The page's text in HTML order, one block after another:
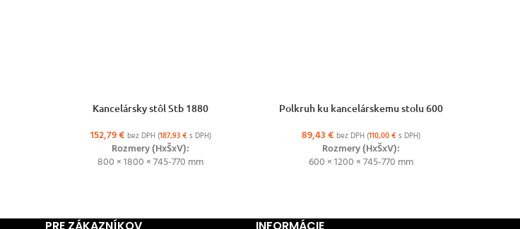
VÝBER MOŽNOSTÍKancelársky stôl Stb 1880
152,79€ bez DPH (187,93€s DPH)
Rozmery (HxŠxV):
800 × 1800 × 745-770 mm
VÝBER MOŽNOSTÍ
Polkruh ku kancelárskemu stolu 600
89,43€ bez DPH (110,00€s DPH)
Rozmery (HxŠxV):
600 × 1200 × 745-770 mm